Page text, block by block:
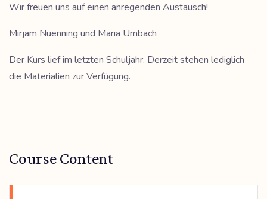
Wir freuen uns auf einen anregenden Austausch!
Mirjam Nuenning und Maria Umbach
Der Kurs lief im letzten Schuljahr. Derzeit stehen lediglich
die Materialien zur Verfügung.
Course Content